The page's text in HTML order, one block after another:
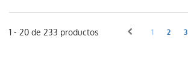
1 - 20 de 233 productos 1 2 3